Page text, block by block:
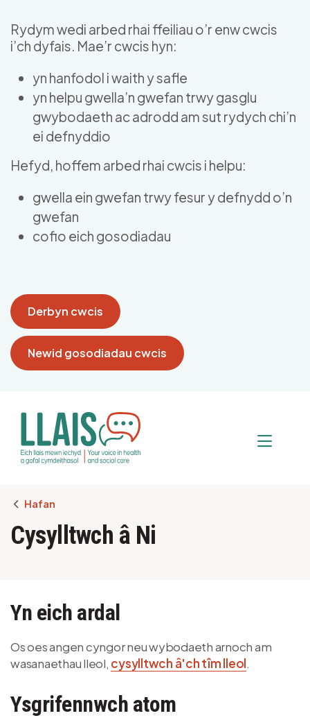
Rydym wedi arbed rhai ffeiliau o’r enw cwcis
i’ch dyfais. Mae’r cwcis hyn:
yn hanfodol i waith y safle
yn helpu gwella’n gwefan trwy gasglu
gwybodaeth ac adrodd am sut rydych chi’n
ei defnyddio
Hefyd, hoffem arbed rhai cwcis i helpu:
gwella ein gwefan trwy fesur y defnydd o’n
gwefan
cofio eich gosodiadau
Derbyn cwcis
Newid gosodiadau cwcis
Breadcrumb
Hafan
Cysylltwch â Ni
Yn eich ardal
Os oes angen cyngor neu wybodaeth arnoch am
wasanaethau lleol, cysylltwch â'ch tîm lleol.
Ysgrifennwch atom